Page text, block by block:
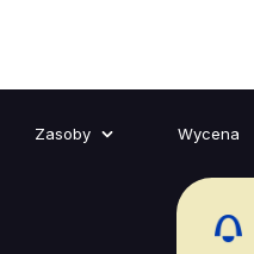
Zasoby Wycena